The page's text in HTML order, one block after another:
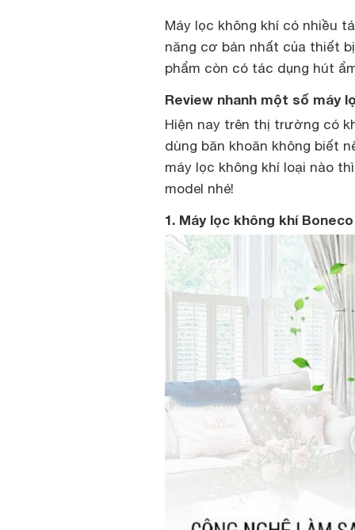
Máy lọc không khí có nhiều
năng cơ bản nhất của thiết
phẩm còn có tác dụng hút
Review nhanh một số máy
Hiện nay trên thị trường có
dùng băn khoăn không biết
máy lọc không khí loại nào
model nhé!
1. Máy lọc không khí